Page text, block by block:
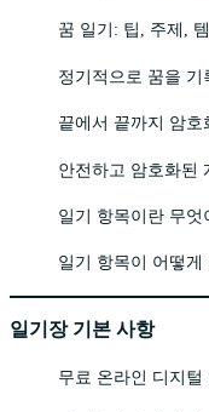
꿈 일기: 팁, 주제,
정기적으로 꿈을 기
끝에서 끝까지 암
안전하고 암호화된
일기 항목이란 무엇
일기 항목이 어떻
일기장 기본 사항
무료 온라인 디지털